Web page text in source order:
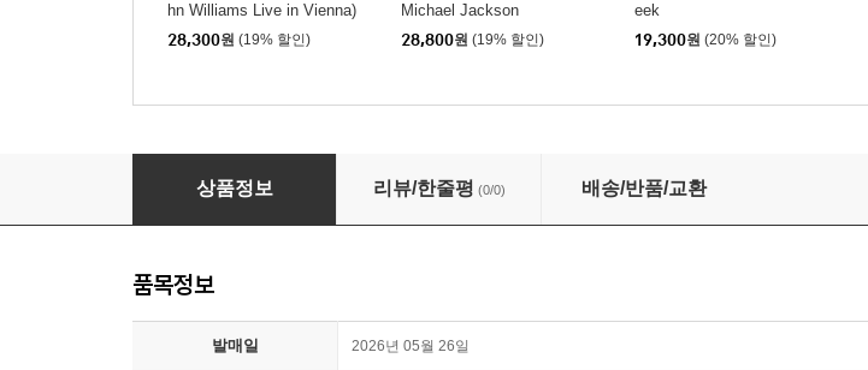
hn Williams Live in Vienna)
28,300원 (19% 할인)
Michael Jackson
28,800원 (19% 할인)
eek
19,300원 (20% 할인)
Josh Groban (조쉬 그로반) - Cinematic
상품정보 리뷰/한줄평 (0/0) 배송/반품/교환
품목정보
발매일 2026년 05월 26일